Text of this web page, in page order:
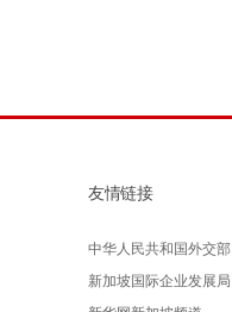
友情链接
中华人民共和国外交部
新加坡国际企业发展局